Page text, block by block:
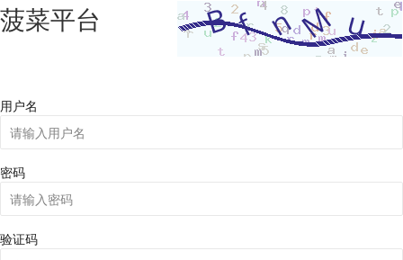
菠菜平台
用户名
密码
验证码